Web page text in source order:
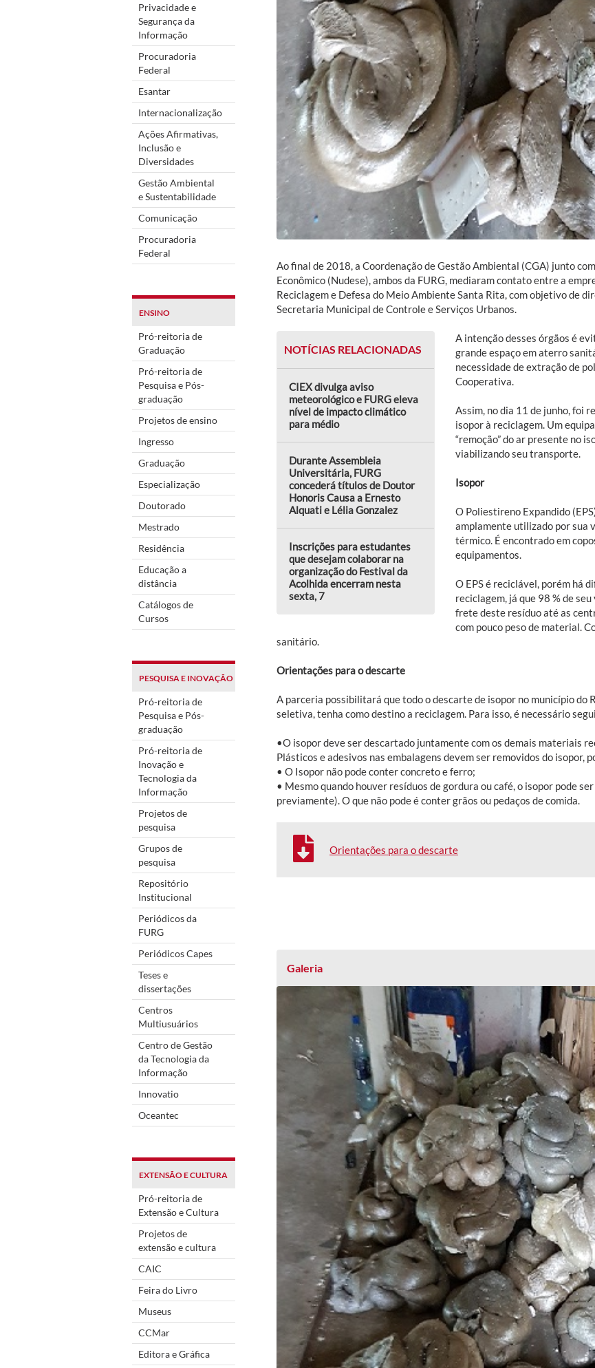
Privacidade e
Segurança da
Informação
Procuradoria
Federal
Esantar
Internacionalização
Ações Afirmativas,
Inclusão e
Diversidades
Gestão Ambiental
e Sustentabilidade
Comunicação
Procuradoria
Federal
ENSINO
Pró-reitoria de
Graduação
Pró-reitoria de
Pesquisa e Pós-
graduação
Projetos de ensino
Ingresso
Graduação
Especialização
Doutorado
Mestrado
Residência
Educação a
distância
Catálogos de
Cursos
PESQUISA E INOVAÇÃO
Pró-reitoria de
Pesquisa e Pós-
graduação
Pró-reitoria de
Inovação e
Tecnologia da
Informação
Projetos de
pesquisa
Grupos de
pesquisa
Repositório
Institucional
Periódicos da
FURG
Periódicos Capes
Teses e
dissertações
Centros
Multiusuários
Centro de Gestão
da Tecnologia da
Informação
Innovatio
Oceantec
EXTENSÃO E CULTURA
Pró-reitoria de
Extensão e Cultura
Projetos de
extensão e cultura
CAIC
Feira do Livro
Museus
CCMar
Editora e Gráfica
Ao final de 2018, a Coordenação de Gestão Ambiental (CGA) junto
Econômico (Nudese), ambos da FURG, mediaram contato entre a
Reciclagem e Defesa do Meio Ambiente Santa Rita, com objetivo de
Secretaria Municipal de Controle e Serviços Urbanos.
NOTÍCIAS RELACIONADAS
CIEX divulga aviso
meteorológico e FURG eleva
nível de impacto climático
para médio
Durante Assembleia
Universitária, FURG
concederá títulos de Doutor
Honoris Causa a Ernesto
Alquati e Lélia Gonzalez
Inscrições para estudantes
que desejam colaborar na
organização do Festival da
Acolhida encerram nesta
sexta, 7
A intenção desses órgãos é
grande espaço em aterro
necessidade de extração de
Cooperativa.
Assim, no dia 11 de junho, foi
isopor à reciclagem. Um
“remoção” do ar presente no
viabilizando seu transporte.
Isopor
O Poliestireno Expandido
amplamente utilizado por sua
térmico. É encontrado em
equipamentos.
O EPS é reciclável, porém há
reciclagem, já que 98 % de
frete deste resíduo até as
com pouco peso de material.
sanitário.
Orientações para o descarte
A parceria possibilitará que todo o descarte de isopor no município do
seletiva, tenha como destino a reciclagem. Para isso, é necessário
•O isopor deve ser descartado juntamente com os demais materiais
Plásticos e adesivos nas embalagens devem ser removidos do isopor,
• O Isopor não pode conter concreto e ferro;
• Mesmo quando houver resíduos de gordura ou café, o isopor pode
previamente). O que não pode é conter grãos ou pedaços de comida.
Orientações para o descarte
Galeria